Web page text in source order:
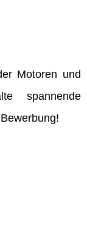
Motoren und
spannende